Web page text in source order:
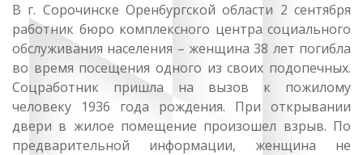
В г. Сорочинске Оренбургской области 2 сентября
работник бюро комплексного центра социального
обслуживания населения – женщина 38 лет погибла
во время посещения одного из своих подопечных.
Соцработник пришла на вызов к пожилому
человеку 1936 года рождения. При открывании
двери в жилое помещение произошел взрыв. По
предварительной информации, женщина не